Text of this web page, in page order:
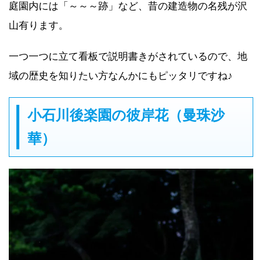
庭園内には「～～～跡」など、昔の建造物の名残が沢
山有ります。
一つ一つに立て看板で説明書きがされているので、地
域の歴史を知りたい方なんかにもピッタリですね♪
小石川後楽園の彼岸花（曼珠沙
華）